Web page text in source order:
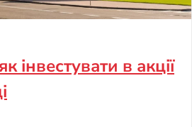
інвестувати в акції